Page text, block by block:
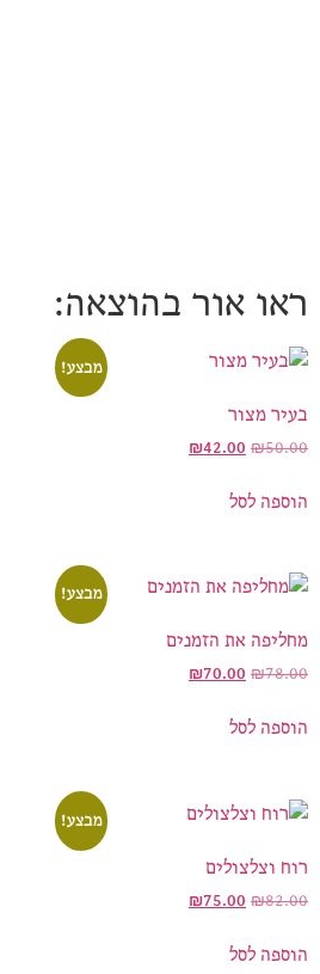
ראו אור בהוצאה:
מבצע!
בעיר מצור
₪50.00
₪42.00
הוספה לסל
מבצע!
מחליפה את הזמנים
₪78.00
₪70.00
הוספה לסל
מבצע!
רוח וצלצולים
₪82.00
₪75.00
הוספה לסל